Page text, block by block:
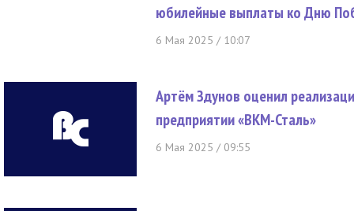
юбилейные выплаты ко Дню
6 Мая 2025 / 10:07
Артём Здунов оценил
предприятии «ВКМ-Сталь»
6 Мая 2025 / 09:55